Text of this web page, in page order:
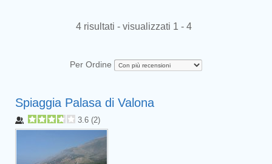
4 risultati - visualizzati 1 - 4
Per Ordine
Spiaggia Palasa di Valona
3.6 (2)